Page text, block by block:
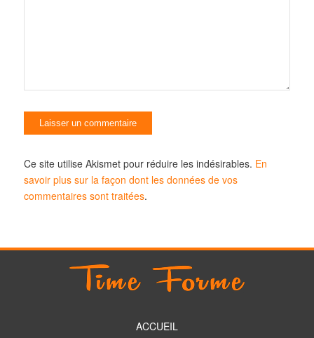
Ce site utilise Akismet pour réduire les indésirables. En
savoir plus sur la façon dont les données de vos
commentaires sont traitées.
ACCUEIL